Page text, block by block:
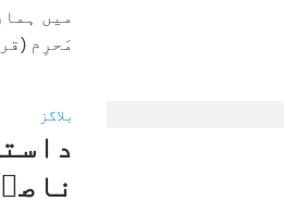
میں
مَحرِم
بلاگز